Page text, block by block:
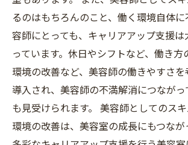
るのはもちろんのこと、働く環境自体
容師にとっても、キャリアアップ支援
っています。休日やシフトなど、働き方
環境の改善など、美容師の働きやすさ
導入され、美容師の不満解消につなが
も見受けられます。 美容師としてのス
環境の改善は、美容室の成長にもつなが